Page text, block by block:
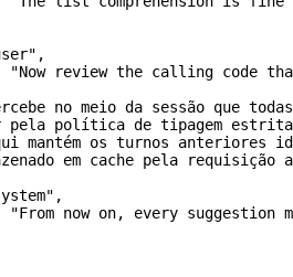
,
"Now review the calling code
no meio da sessão que
pela política de tipagem
mantém os turnos anteriores
em cache pela requisição
,
"From now on, every